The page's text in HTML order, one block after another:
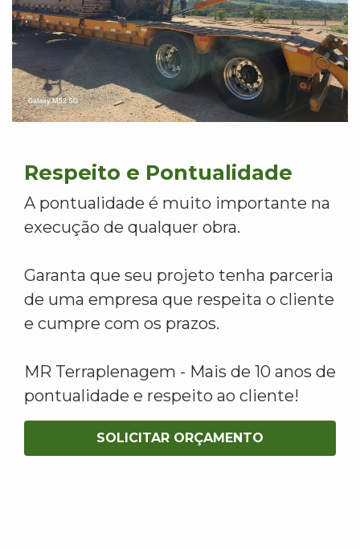
Respeito e Pontualidade
A pontualidade é muito importante na
execução de qualquer obra.
Garanta que seu projeto tenha parceria
de uma empresa que respeita o cliente
e cumpre com os prazos.
MR Terraplenagem - Mais de 10 anos de
pontualidade e respeito ao cliente!
SOLICITAR ORÇAMENTO